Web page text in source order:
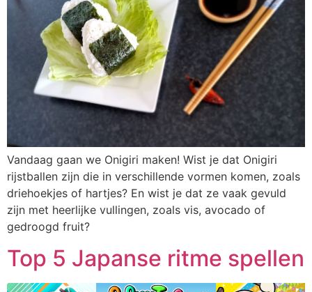
Vandaag gaan we Onigiri maken! Wist je dat Onigiri
rijstballen zijn die in verschillende vormen komen, zoals
driehoekjes of hartjes? En wist je dat ze vaak gevuld
zijn met heerlijke vullingen, zoals vis, avocado of
gedroogd fruit?
Top 5 Japanse ritme spellen